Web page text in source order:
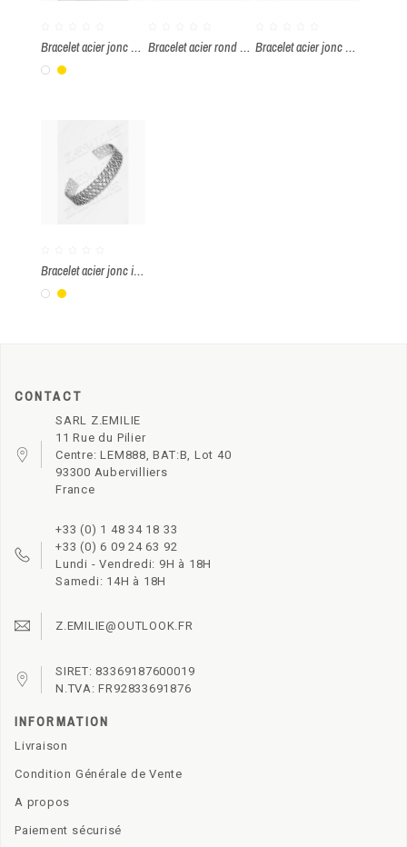
Bracelet acier jonc arbre de vie et pierre pierre améthyste
Blanc
Or
Bracelet acier rond à graver Bracelet acier jonc arbre de vie
Bracelet acier jonc infinie
Blanc
Or
CONTACT
SARL Z.EMILIE
11 Rue du Pilier
Centre: LEM888, BAT:B, Lot 40
93300 Aubervilliers
France
+33 (0) 1 48 34 18 33
+33 (0) 6 09 24 63 92
Lundi - Vendredi: 9H à 18H
Samedi: 14H à 18H
Z.EMILIE@OUTLOOK.FR
SIRET: 83369187600019
N.TVA: FR92833691876
INFORMATION
Livraison
Condition Générale de Vente
A propos
Paiement sécurisé